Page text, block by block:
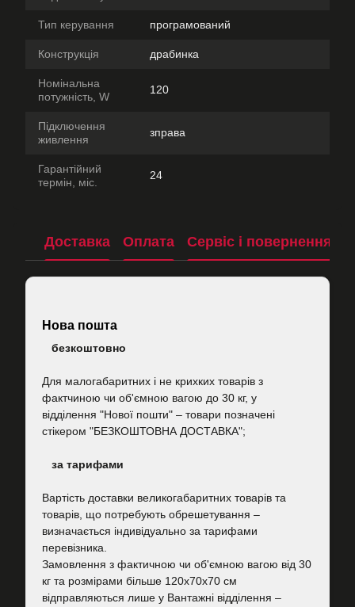
Тип керування програмований
Конструкція драбинка
Номінальна
потужність, W
120
Підключення
живлення
зправа
Гарантійний
термін, міс.
24
Доставка Оплата Сервіс і повернення
Нова пошта
безкоштовно
Для малогабаритних і не крихких товарів з
фактчиною чи об'ємною вагою до 30 кг, у
відділення "Нової пошти" – товари позначені
стікером "БЕЗКОШТОВНА ДОСТАВКА";
за тарифами
Вартість доставки великогабаритних товарів та
товарів, що потребують обрешетування –
визначається індивідуально за тарифами
перевізника.
Замовлення з фактичною чи об'ємною вагою від 30
кг та розмірами більше 120х70х70 см
відправляються лише у Вантажні відділення –